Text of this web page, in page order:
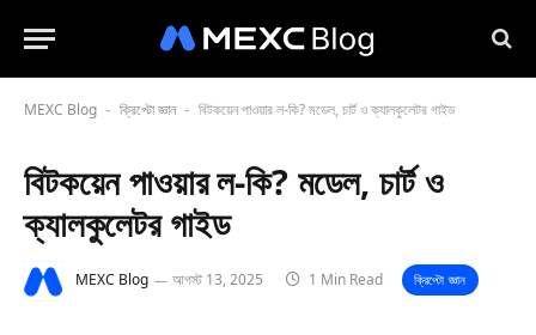
MEXC Blog - ক্রিপ্টো জ্ঞান - বিটকয়েন পাওয়ার ল-কি? মডেল, চার্ট ও ক্যালকুলেটর গাইড
বিটকয়েন পাওয়ার ল-কি? মডেল, চার্ট ও
ক্যালকুলেটর গাইড
MEXC Blog আগস্ট 13, 2025 1 Min Read ক্রিপ্টো জ্ঞান